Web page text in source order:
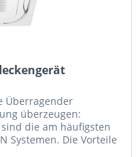
Überragender
überzeugen:
die am häufigsten
Systemen. Die Vorteile